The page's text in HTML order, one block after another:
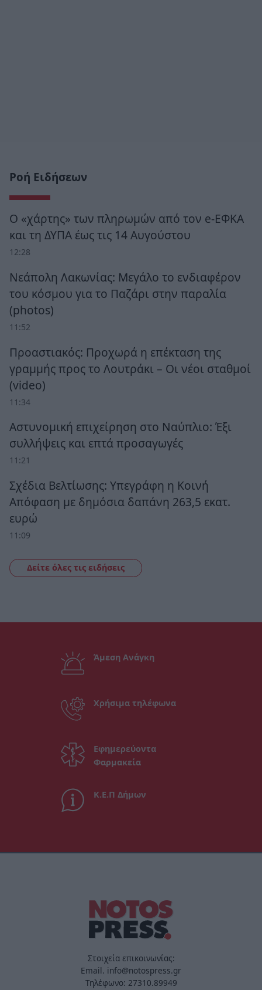
Ροή Ειδήσεων
Ο «χάρτης» των πληρωμών από τον e-ΕΦΚΑ
και τη ΔΥΠΑ έως τις 14 Αυγούστου
12:28
Νεάπολη Λακωνίας: Μεγάλο το ενδιαφέρον
του κόσμου για το Παζάρι στην παραλία
(photos)
11:52
Προαστιακός: Προχωρά η επέκταση της
γραμμής προς το Λουτράκι – Οι νέοι σταθμοί
(video)
11:34
Αστυνομική επιχείρηση στο Ναύπλιο: Έξι
συλλήψεις και επτά προσαγωγές
11:21
Σχέδια Βελτίωσης: Υπεγράφη η Κοινή
Απόφαση με δημόσια δαπάνη 263,5 εκατ.
ευρώ
11:09
Δείτε όλες τις ειδήσεις
Άμεση Ανάγκη
Χρήσιμα τηλέφωνα
Εφημερεύοντα
Φαρμακεία
Κ.Ε.Π Δήμων
Στοιχεία επικοινωνίας:
Email. info@notospress.gr
Τηλέφωνο: 27310.89949